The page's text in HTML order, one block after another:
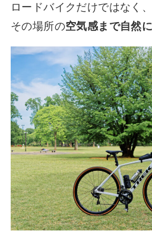
ロードバイクだけではなく、
その場所の空気感まで自然